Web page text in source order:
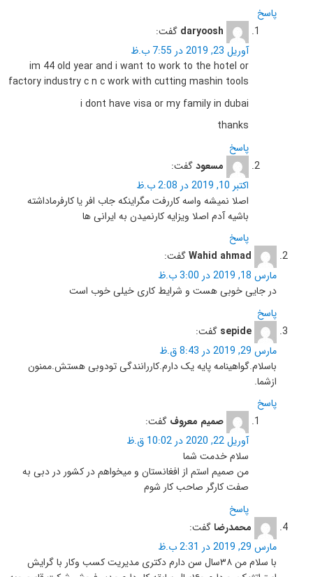
پاسخ
daryoosh گفت:
آوریل 23, 2019 در 7:55 ب.ظ
im 44 old year and i want to work to the hotel or
factory industry c n c work with cutting mashin tools
i dont have visa or my family in dubai
thanks
پاسخ
مسعودگفت:
اکتبر 10, 2019 در 2:08 ب.ظ
اصلا نمیشه واسه کاررفت مگراینکه جاب افر یا کارفرماداشته
باشیه آدم اصلا ویزایه کارنمیدن به ایرانی ها
پاسخ
Wahid ahmadگفت:
مارس 18, 2019 در 3:00 ب.ظ
در جایی خوبی هست و شرایط کاری خیلی خوب است
پاسخ
sepide گفت:
مارس 29, 2019 در 8:43 ق.ظ
باسلام.گواهینامه پایه یک دارم.کاررانندگی تودوبی هستش.ممنون
ازشما.
پاسخ
صمیم معروف گفت:
آوریل 22, 2020 در 10:02 ق.ظ
سلام خدمت شما
من صمیم استم از افغانستان و میخواهم در کشور در دبی به
صفت کارگر صاحب کار شوم
پاسخ
محمدرضا گفت:
مارس 29, 2019 در 2:31 ب.ظ
با سلام من ۳۸سال سن دارم دکتری مدیریت کسب وکار با گرایش